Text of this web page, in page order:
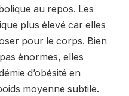
au repos. Les
plus élevé car elles
pour le corps. Bien
énormes, elles
d’obésité en
moyenne subtile.